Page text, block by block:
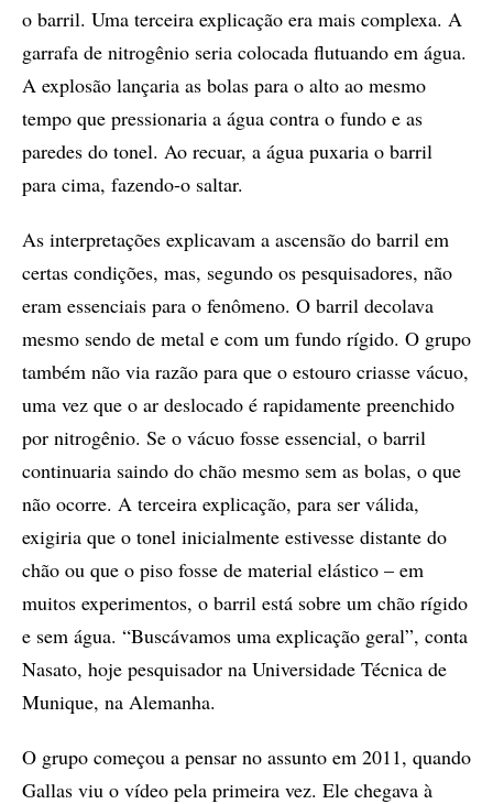
o barril. Uma terceira explicação era mais complexa. A
garrafa de nitrogênio seria colocada flutuando em água.
A explosão lançaria as bolas para o alto ao mesmo
tempo que pressionaria a água contra o fundo e as
paredes do tonel. Ao recuar, a água puxaria o barril
para cima, fazendo-o saltar.
As interpretações explicavam a ascensão do barril em
certas condições, mas, segundo os pesquisadores, não
eram essenciais para o fenômeno. O barril decolava
mesmo sendo de metal e com um fundo rígido. O grupo
também não via razão para que o estouro criasse vácuo,
uma vez que o ar deslocado é rapidamente preenchido
por nitrogênio. Se o vácuo fosse essencial, o barril
continuaria saindo do chão mesmo sem as bolas, o que
não ocorre. A terceira explicação, para ser válida,
exigiria que o tonel inicialmente estivesse distante do
chão ou que o piso fosse de material elástico – em
muitos experimentos, o barril está sobre um chão rígido
e sem água. “Buscávamos uma explicação geral”, conta
Nasato, hoje pesquisador na Universidade Técnica de
Munique, na Alemanha.
O grupo começou a pensar no assunto em 2011, quando
Gallas viu o vídeo pela primeira vez. Ele chegava à